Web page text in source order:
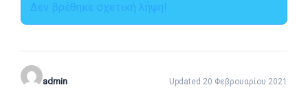
Δεν βρέθηκε σχετική λήψη!
admin Updated 20 Φεβρουαρίου 2021